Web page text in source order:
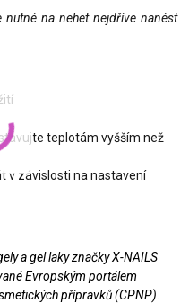
nutné na nehet nejdříve nanést
teplotám vyšším než
v závislosti na nastavení
a gel laky značky X-NAILS
Evropským portálem
přípravků (CPNP).